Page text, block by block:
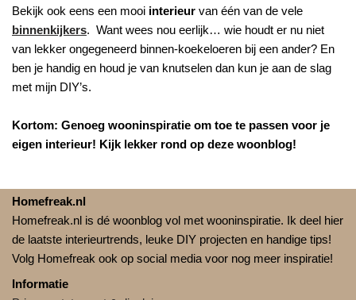
Bekijk ook eens een mooi interieur van één van de vele
binnenkijkers. Want wees nou eerlijk… wie houdt er nu niet
van lekker ongegeneerd binnen-koekeloeren bij een ander? En
ben je handig en houd je van knutselen dan kun je aan de slag
met mijn DIY’s.
Kortom: Genoeg wooninspiratie om toe te passen voor je
eigen interieur! Kijk lekker rond op deze woonblog!
Homefreak.nl
Homefreak.nl is dé woonblog vol met wooninspiratie. Ik deel hier
de laatste interieurtrends, leuke DIY projecten en handige tips!
Volg Homefreak ook op social media voor nog meer inspiratie!
Informatie